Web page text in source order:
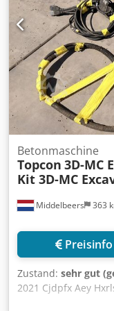
GNSS Empfänger.
(Für
Freischaltungen:
BeiDou. Funk: Satel
Mobilfunkmodul.
Montageplatten
Erstbesitzer (aus
Middelbeers 363
Betonmaschine
Topcon 3D-MC
Kit 3D-MC
Preisinfo
Zustand: sehr gut
2021 Cjdpfx Aey
Technischer